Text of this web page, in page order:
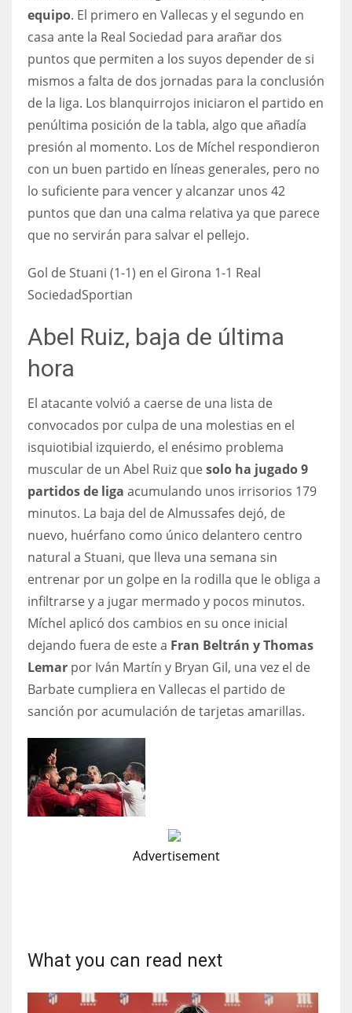
NE
16
OAK
19
NYG
17
DAL
22
WSH
26
equipo. El primero en Vallecas y el segundo en
casa ante la Real Sociedad para arañar dos
puntos que permiten a los suyos depender de si
mismos a falta de dos jornadas para la conclusión
de la liga. Los blanquirrojos iniciaron el partido en
penúltima posición de la tabla, algo que añadía
presión al momento. Los de Míchel respondieron
con un buen partido en líneas generales, pero no
lo suficiente para vencer y alcanzar unos 42
puntos que dan una calma relativa ya que parece
que no servirán para salvar el pellejo.
Gol de Stuani (1-1) en el Girona 1-1 Real
SociedadSportian
Abel Ruiz, baja de última
hora
El atacante volvió a caerse de una lista de
convocados por culpa de una molestias en el
isquiotibial izquierdo, el enésimo problema
muscular de un Abel Ruiz quesolo ha jugado 9
partidos de liga acumulando unos irrisorios 179
minutos. La baja del de Almussafes dejó, de
nuevo, huérfano como único delantero centro
natural a Stuani, que lleva una semana sin
entrenar por un golpe en la rodilla que le obliga a
infiltrarse y a jugar mermado y pocos minutos.
Míchel aplicó dos cambios en su once inicial
dejando fuera de este a Fran Beltrán y Thomas
Lemar por Iván Martín y Bryan Gil, una vez el de
Barbate cumpliera en Vallecas el partido de
sanción por acumulación de tarjetas amarillas.
Advertisement
What you can read next